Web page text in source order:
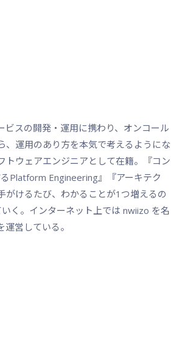
スの開発・運用に携わり、オンコール
、運用のあり方を本気で考えるようにな
トウェアエンジニアとして在籍。『コン
Platform Engineering』『アーキテク
がけるたび、わかることが1つ増えるの
く。インターネット上では nwiizo を名
営している。